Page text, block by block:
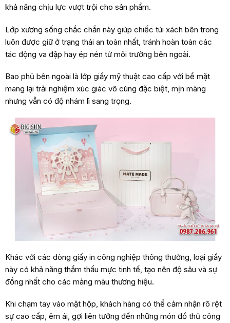
khả năng chịu lực vượt trội cho sản phẩm.
Lớp xương sống chắc chắn này giúp chiếc túi xách bên trong
luôn được giữ ở trạng thái an toàn nhất, tránh hoàn toàn các
tác động va đập hay ép nén từ môi trường bên ngoài.
Bao phủ bên ngoài là lớp giấy mỹ thuật cao cấp với bề mặt
mang lại trải nghiệm xúc giác vô cùng đặc biệt, mịn màng
nhưng vẫn có độ nhám lì sang trọng.
Khác với các dòng giấy in công nghiệp thông thường, loại giấy
này có khả năng thẩm thấu mực tinh tế, tạo nên độ sâu và sự
đồng nhất cho các mảng màu thương hiệu.
Khi chạm tay vào mặt hộp, khách hàng có thể cảm nhận rõ rệt
sự cao cấp, êm ái, gợi liên tưởng đến những món đồ thủ công